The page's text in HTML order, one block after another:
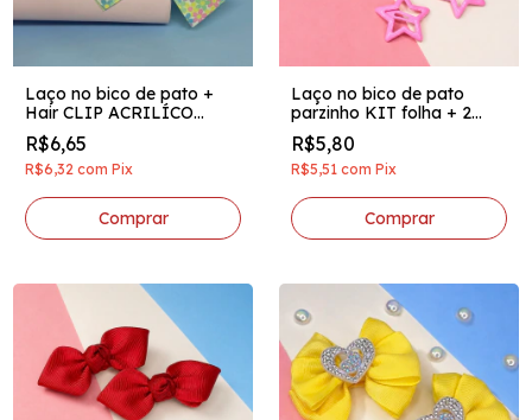
Laço no bico de pato +
Hair CLIP ACRILÍCO
FLOR verde água
R$6,65
R$6,32 com Pix
Laço no bico de pato
parzinho KIT folha + 2
presilhas mini estrelas rosa
bebê
R$5,80
R$5,51 com Pix